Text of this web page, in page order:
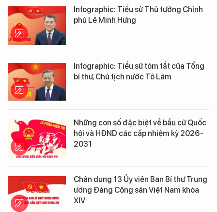
Infographic: Tiểu sử Thủ tướng Chính
phủ Lê Minh Hưng
Infographic: Tiểu sử tóm tắt của Tổng
bí thư, Chủ tịch nước Tô Lâm
Những con số đặc biệt về bầu cử Quốc
hội và HĐND các cấp nhiệm kỳ 2026-
2031
Chân dung 13 Ủy viên Ban Bí thư Trung
ương Đảng Cộng sản Việt Nam khóa
XIV